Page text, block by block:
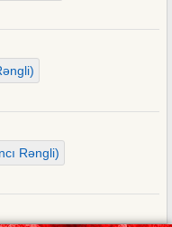
Rəngli)